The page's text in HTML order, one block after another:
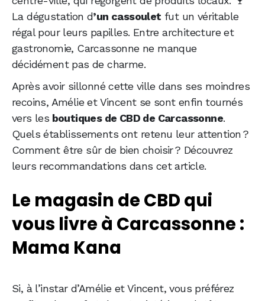
La dégustation d’un cassoulet fut un véritable
régal pour leurs papilles. Entre architecture et
gastronomie, Carcassonne ne manque
décidément pas de charme.
Après avoir sillonné cette ville dans ses moindres
recoins, Amélie et Vincent se sont enfin tournés
vers les boutiques de CBD de Carcassonne.
Quels établissements ont retenu leur attention ?
Comment être sûr de bien choisir ? Découvrez
leurs recommandations dans cet article.
Le magasin de CBD qui
vous livre à Carcassonne :
Mama Kana
Si, à l’instar d’Amélie et Vincent, vous préférez